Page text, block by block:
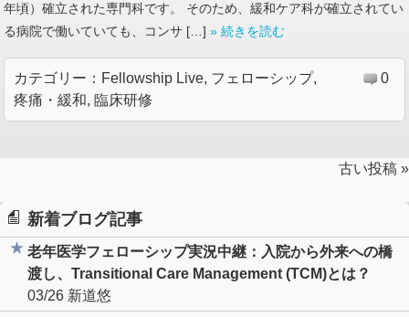
年頃）確立された専門科です。 そのため、緩和ケア科が確立されてい
る病院で働いていても、コンサ […] » 続きを読む
カテゴリー： Fellowship Live, フェローシップ,
疼痛・緩和, 臨床研修
0
古い投稿 »
新着ブログ記事
老年医学フェローシップ実況中継：入院から外来への橋
渡し、Transitional Care Management (TCM)とは？
03/26 新道悠